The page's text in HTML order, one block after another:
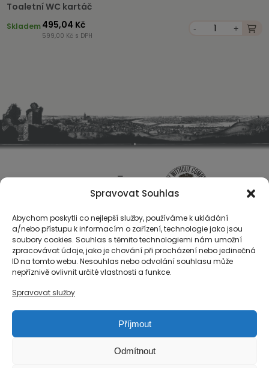
Spravovat Souhlas
Abychom poskytli co nejlepší služby, používáme k ukládání
a/nebo přístupu k informacím o zařízení, technologie jako jsou
soubory cookies. Souhlas s těmito technologiemi nám umožní
zpracovávat údaje, jako je chování při procházení nebo jedinečná
ID na tomto webu. Nesouhlas nebo odvolání souhlasu může
nepříznivě ovlivnit určité vlastnosti a funkce.
Spravovat služby
Příjmout
Odmítnout
Toaletní WC kartáč
Skladem495,04 Kč
599,00 Kč s DPH
- +
O nás
Obchodní podmínky
Zásady ochrany osobních údajů